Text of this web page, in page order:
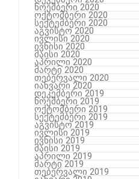
ნოემბერი 2020
ოქტომბერი 2020
სექტემბერი 2020
აგვისტო 2020
ივლისი 2020
ივნისი 2020
მაისი 2020
აპრილი 2020
მარტი 2020
თებერვალი 2020
იანვარი 2020
დეკემბერი 2019
ნოემბერი 2019
ოქტომბერი 2019
სექტემბერი 2019
აგვისტო 2019
ივლისი 2019
ივნისი 2019
მაისი 2019
აპრილი 2019
მარტი 2019
თებერვალი 2019